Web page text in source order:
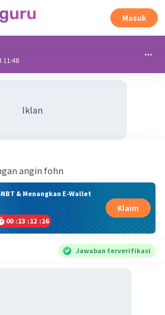
Masuk
11:48
Iklan
angin fohn
& Menangkan E-Wallet
00 :13 :12 :15
Klaim
Jawaban terverifikasi